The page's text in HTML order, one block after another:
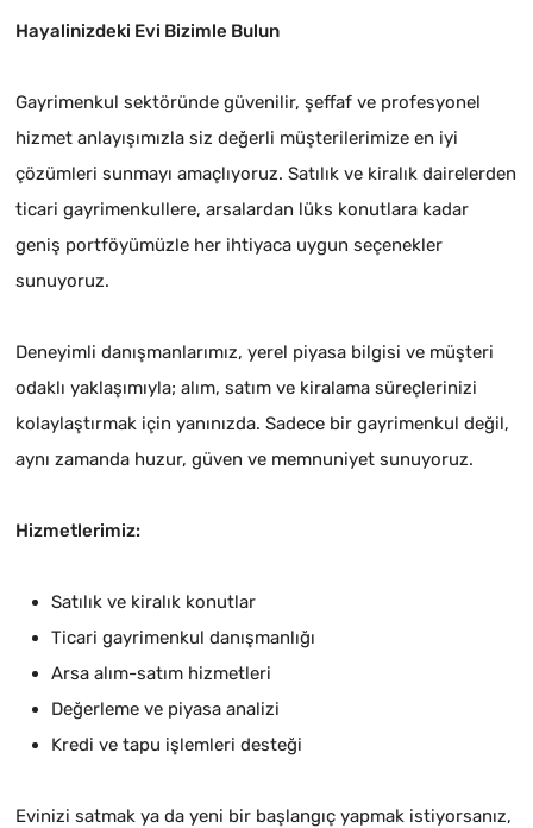
Hayalinizdeki Evi Bizimle Bulun
Gayrimenkul sektöründe güvenilir, şeffaf ve profesyonel
hizmet anlayışımızla siz değerli müşterilerimize en iyi
çözümleri sunmayı amaçlıyoruz. Satılık ve kiralık dairelerden
ticari gayrimenkullere, arsalardan lüks konutlara kadar
geniş portföyümüzle her ihtiyaca uygun seçenekler
sunuyoruz.
Deneyimli danışmanlarımız, yerel piyasa bilgisi ve müşteri
odaklı yaklaşımıyla; alım, satım ve kiralama süreçlerinizi
kolaylaştırmak için yanınızda. Sadece bir gayrimenkul değil,
aynı zamanda huzur, güven ve memnuniyet sunuyoruz.
Hizmetlerimiz:
Satılık ve kiralık konutlar
Ticari gayrimenkul danışmanlığı
Arsa alım-satım hizmetleri
Değerleme ve piyasa analizi
Kredi ve tapu işlemleri desteği
Evinizi satmak ya da yeni bir başlangıç yapmak istiyorsanız,